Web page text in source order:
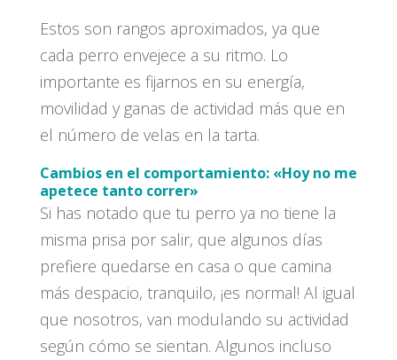
Estos son rangos aproximados, ya que
cada perro envejece a su ritmo. Lo
importante es fijarnos en su energía,
movilidad y ganas de actividad más que en
el número de velas en la tarta.
Cambios en el comportamiento: «Hoy no me
apetece tanto correr»
Si has notado que tu perro ya no tiene la
misma prisa por salir, que algunos días
prefiere quedarse en casa o que camina
más despacio, tranquilo, ¡es normal! Al igual
que nosotros, van modulando su actividad
según cómo se sientan. Algunos incluso